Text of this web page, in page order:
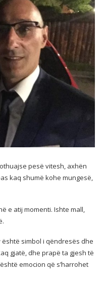
pesë vitesh, axhën
kaq shumë kohe mungesë,
e atij momenti. Ishte mall,
simbol i qëndresës dhe
gjatë, dhe prapë ta gjesh të
emocion që s’harrohet